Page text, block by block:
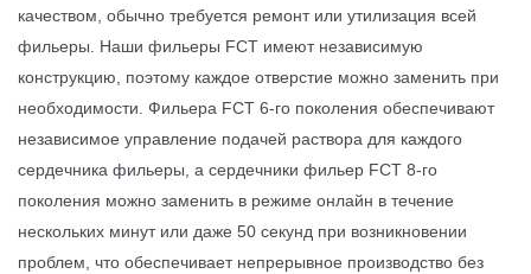
качеством, обычно требуется ремонт или утилизация всей
фильеры. Наши фильеры FCT имеют независимую
конструкцию, поэтому каждое отверстие можно заменить при
необходимости. Фильера FCT 6-го поколения обеспечивают
независимое управление подачей раствора для каждого
сердечника фильеры, а сердечники фильер FCT 8-го
поколения можно заменить в режиме онлайн в течение
нескольких минут или даже 50 секунд при возникновении
проблем, что обеспечивает непрерывное производство без